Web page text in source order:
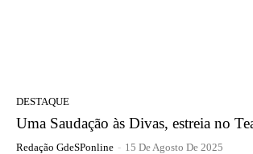
DESTAQUE
Uma Saudação às Divas, estreia no
Redação GdeSPonline - 15 De Agosto De 2025